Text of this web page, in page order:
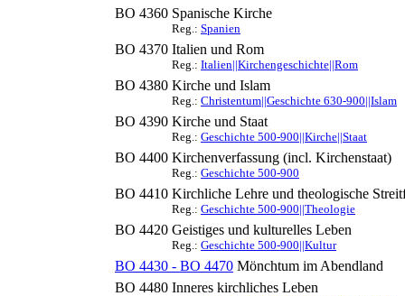
BO 4360 Spanische Kirche
Reg.: Spanien
BO 4370 Italien und Rom
Reg.: Italien||Kirchengeschichte||Rom
BO 4380 Kirche und Islam
Reg.: Christentum||Geschichte 630-900||Islam
BO 4390 Kirche und Staat
Reg.: Geschichte 500-900||Kirche||Staat
BO 4400 Kirchenverfassung (incl. Kirchenstaat)
Reg.: Geschichte 500-900
BO 4410 Kirchliche Lehre und theologische
Reg.: Geschichte 500-900||Theologie
BO 4420 Geistiges und kulturelles Leben
Reg.: Geschichte 500-900||Kultur
BO 4430 - BO 4470 Mönchtum im Abendland
BO 4480 Inneres kirchliches Leben